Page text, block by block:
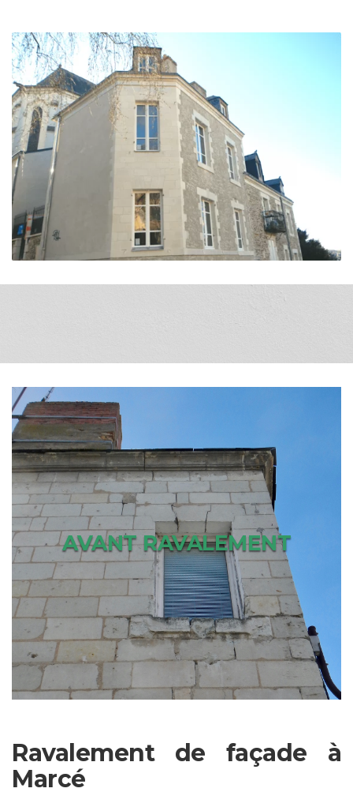
AVANT RAVALEMENT
APRÈS RAVALEMENT
Ravalement de façade à
Marcé